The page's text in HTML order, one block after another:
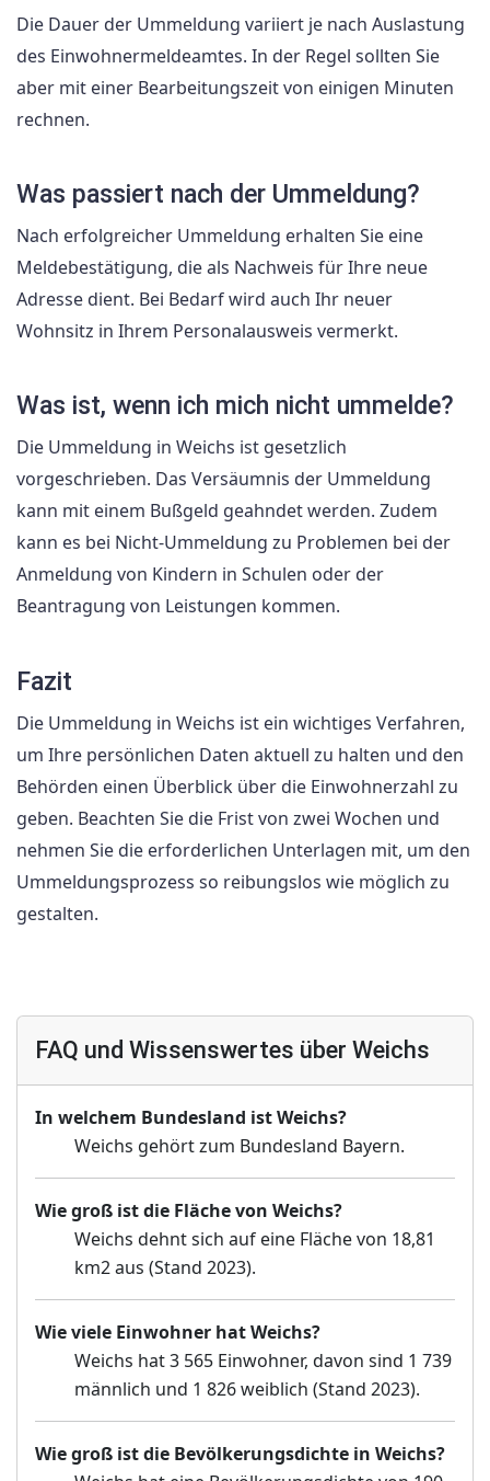
Die Dauer der Ummeldung variiert je nach Auslastung
des Einwohnermeldeamtes. In der Regel sollten Sie
aber mit einer Bearbeitungszeit von einigen Minuten
rechnen.
Was passiert nach der Ummeldung?
Nach erfolgreicher Ummeldung erhalten Sie eine
Meldebestätigung, die als Nachweis für Ihre neue
Adresse dient. Bei Bedarf wird auch Ihr neuer
Wohnsitz in Ihrem Personalausweis vermerkt.
Was ist, wenn ich mich nicht ummelde?
Die Ummeldung in Weichs ist gesetzlich
vorgeschrieben. Das Versäumnis der Ummeldung
kann mit einem Bußgeld geahndet werden. Zudem
kann es bei Nicht-Ummeldung zu Problemen bei der
Anmeldung von Kindern in Schulen oder der
Beantragung von Leistungen kommen.
Fazit
Die Ummeldung in Weichs ist ein wichtiges Verfahren,
um Ihre persönlichen Daten aktuell zu halten und den
Behörden einen Überblick über die Einwohnerzahl zu
geben. Beachten Sie die Frist von zwei Wochen und
nehmen Sie die erforderlichen Unterlagen mit, um den
Ummeldungsprozess so reibungslos wie möglich zu
gestalten.
FAQ und Wissenswertes über Weichs
In welchem Bundesland ist Weichs?
Weichs gehört zum Bundesland Bayern.
Wie groß ist die Fläche von Weichs?
Weichs dehnt sich auf eine Fläche von 18,81
km2 aus (Stand 2023).
Wie viele Einwohner hat Weichs?
Weichs hat 3 565 Einwohner, davon sind 1 739
männlich und 1 826 weiblich (Stand 2023).
Wie groß ist die Bevölkerungsdichte in Weichs?